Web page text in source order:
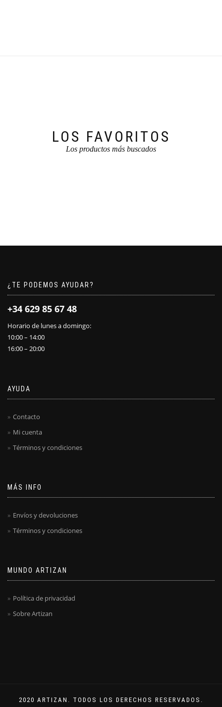
LOS FAVORITOS
Los productos más buscados
¿TE PODEMOS AYUDAR?
+34 629 85 67 48
Horario de lunes a domingo:
10:00 – 14:00
16:00 – 20:00
AYUDA
Contacto
Mi cuenta
Términos y condiciones
MÁS INFO
Envíos y devoluciones
Términos y condiciones
MUNDO ARTIZAN
Política de privacidad
Sobre Artizan
2020 ARTIZAN. TODOS LOS DERECHOS RESERVADOS.